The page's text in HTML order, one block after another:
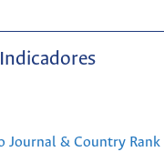
Indicadores